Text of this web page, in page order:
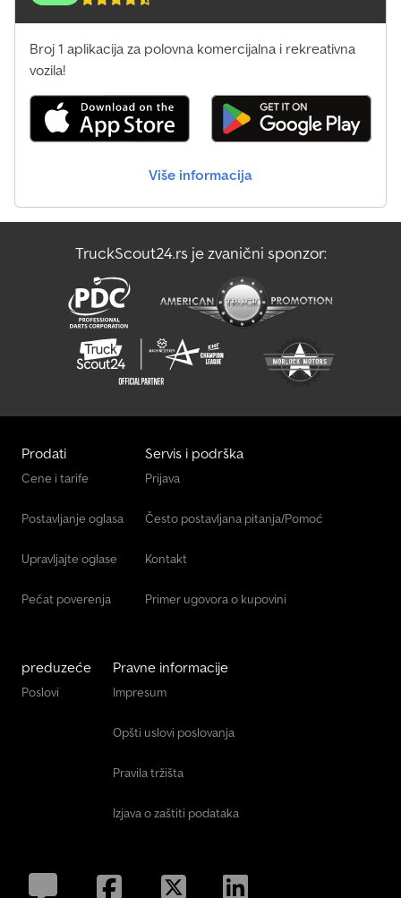
Broj 1 aplikacija za polovna komercijalna i rekreativna
vozila!
Više informacija
TruckScout24.rs je zvanični sponzor:
Prodati
Cene i tarife
Postavljanje oglasa
Upravljajte oglase
Pečat poverenja
Servis i podrška
Prijava
Često postavljana pitanja/Pomoć
Kontakt
Primer ugovora o kupovini
preduzeće
Poslovi
Pravne informacije
Impresum
Opšti uslovi poslovanja
Pravila tržišta
Izjava o zaštiti podataka